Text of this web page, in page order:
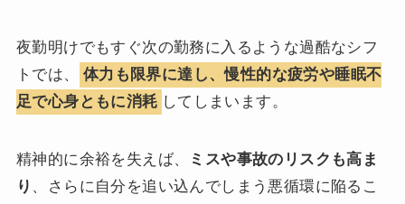
夜勤明けでもすぐ次の勤務に入るような過酷なシフ
トでは、
体力も限界に達し、慢性的な疲労や睡眠不
足で心身ともに消耗 してしまいます。
精神的に余裕を失えば、
ミスや事故のリスクも高ま
り 、さらに自分を追い込んでしまう悪循環に陥るこ